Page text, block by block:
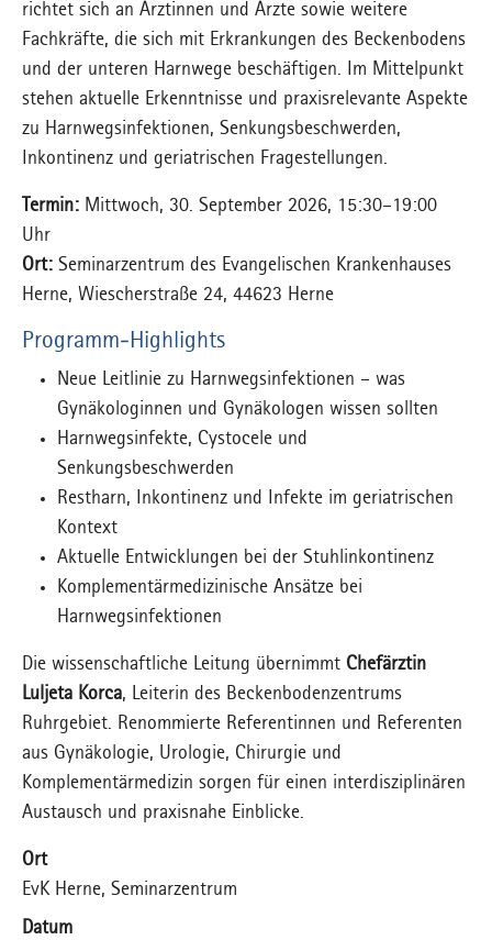
richtet sich an Ärztinnen und Ärzte sowie weitere
Fachkräfte, die sich mit Erkrankungen des Beckenbodens
und der unteren Harnwege beschäftigen. Im Mittelpunkt
stehen aktuelle Erkenntnisse und praxisrelevante Aspekte
zu Harnwegsinfektionen, Senkungsbeschwerden,
Inkontinenz und geriatrischen Fragestellungen.
Termin: Mittwoch, 30. September 2026, 15:30–19:00
Uhr
Ort: Seminarzentrum des Evangelischen Krankenhauses
Herne, Wiescherstraße 24, 44623 Herne
Programm-Highlights
Neue Leitlinie zu Harnwegsinfektionen – was
Gynäkologinnen und Gynäkologen wissen sollten
Harnwegsinfekte, Cystocele und
Senkungsbeschwerden
Restharn, Inkontinenz und Infekte im geriatrischen
Kontext
Aktuelle Entwicklungen bei der Stuhlinkontinenz
Komplementärmedizinische Ansätze bei
Harnwegsinfektionen
Die wissenschaftliche Leitung übernimmt Chefärztin
Luljeta Korca, Leiterin des Beckenbodenzentrums
Ruhrgebiet. Renommierte Referentinnen und Referenten
aus Gynäkologie, Urologie, Chirurgie und
Komplementärmedizin sorgen für einen interdisziplinären
Austausch und praxisnahe Einblicke.
Ort
EvK Herne, Seminarzentrum
Datum